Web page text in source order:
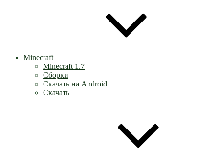
Minecraft
Minecraft 1.7
Сборки
Скачать на Android
Скачать